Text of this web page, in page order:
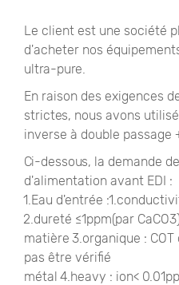
Le client est une société
d'acheter nos
ultra-pure.
En raison des exigences
strictes, nous avons
inverse à double passage
Ci-dessous, la demande
d'alimentation avant EDI :
1.Eau d'entrée
2.dureté ≤1ppm(par CaCO3)
matière 3.organique :
pas être vérifié
métal 4.heavy : ion<